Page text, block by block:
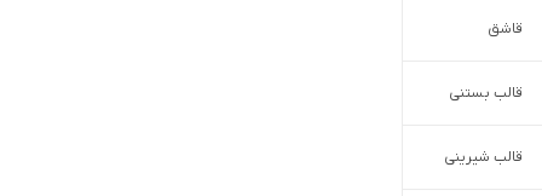
قاشق
قالب بستنی
قالب شیرینی